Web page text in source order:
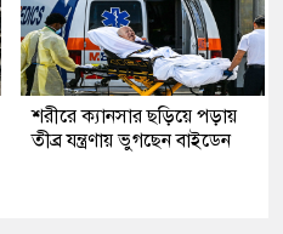
শরীরে ক্যানসার ছড়িয়ে পড়ায়
তীব্র যন্ত্রণায় ভুগছেন বাইডেন